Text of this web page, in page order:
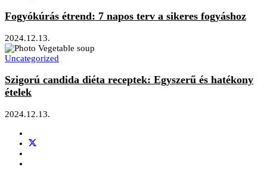
Fogyókúrás étrend: 7 napos terv a sikeres fogyáshoz
2024.12.13.
Uncategorized
Szigorú candida diéta receptek: Egyszerű és hatékony
ételek
2024.12.13.